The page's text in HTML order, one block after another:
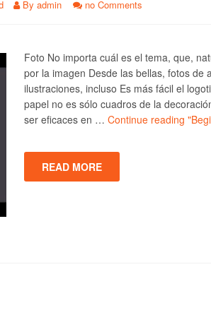
By admin no Comments
Foto No importa cuál es el tema, que,
por la imagen Desde las bellas, fotos de
ilustraciones, incluso Es más fácil el
papel no es sólo cuadros de la
ser eficaces en … Continue reading
READ MORE